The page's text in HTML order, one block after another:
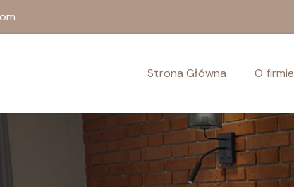
Strona Główna O firmie